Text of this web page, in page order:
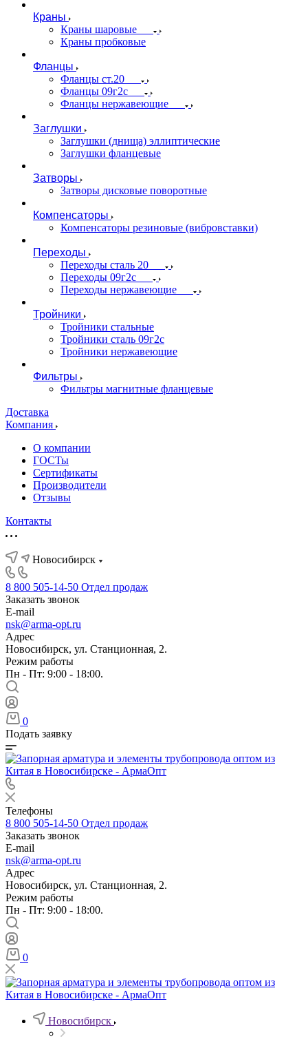
Краны
Краны шаровые
Краны пробковые
Фланцы
Фланцы ст.20
Фланцы 09г2с
Фланцы нержавеющие
Заглушки
Заглушки (днища) эллиптические
Заглушки фланцевые
Затворы
Затворы дисковые поворотные
Компенсаторы
Компенсаторы резиновые (вибровставки)
Переходы
Переходы сталь 20
Переходы 09г2с
Переходы нержавеющие
Тройники
Тройники стальные
Тройники сталь 09г2с
Тройники нержавеющие
Фильтры
Фильтры магнитные фланцевые
Доставка
Компания
О компании
ГОСТы
Сертификаты
Производители
Отзывы
Контакты
Новосибирск
8 800 505-14-50 Отдел продаж
Заказать звонок
E-mail
nsk@arma-opt.ru
Адрес
Новосибирск, ул. Станционная, 2.
Режим работы
Пн - Пт: 9:00 - 18:00.
0
Подать заявку
Телефоны
8 800 505-14-50 Отдел продаж
Заказать звонок
E-mail
nsk@arma-opt.ru
Адрес
Новосибирск, ул. Станционная, 2.
Режим работы
Пн - Пт: 9:00 - 18:00.
0
Новосибирск